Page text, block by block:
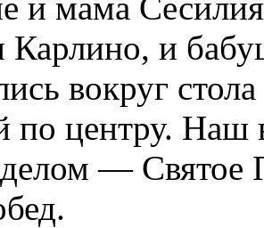
Карлино, и
вокруг
по центру.
— Святое